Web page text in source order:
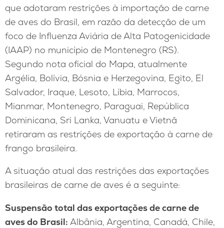
que adotaram restrições à importação de carne
de aves do Brasil, em razão da detecção de um
foco de Influenza Aviária de Alta Patogenicidade
(IAAP) no município de Montenegro (RS).
Segundo nota oficial do Mapa, atualmente
Argélia, Bolívia, Bósnia e Herzegovina, Egito, El
Salvador, Iraque, Lesoto, Líbia, Marrocos,
Mianmar, Montenegro, Paraguai, República
Dominicana, Sri Lanka, Vanuatu e Vietnã
retiraram as restrições de exportação à carne de
frango brasileira.
A situação atual das restrições das exportações
brasileiras de carne de aves é a seguinte:
Suspensão total das exportações de carne de
aves do Brasil: Albânia, Argentina, Canadá, Chile,